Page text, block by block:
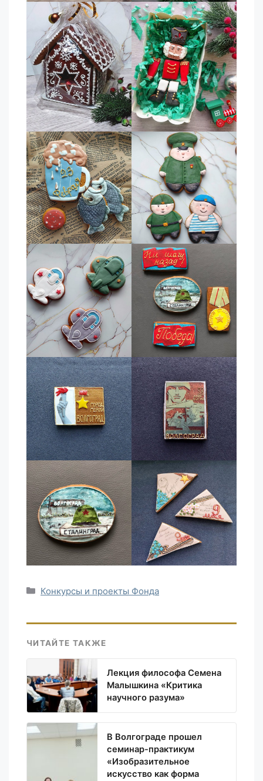
Рубрики
Конкурсы и проекты Фонда
ЧИТАЙТЕ ТАКЖЕ
Лекция философа Семена
Малышкина «Критика
научного разума»
В Волгограде прошел
семинар-практикум
«Изобразительное
искусство как форма